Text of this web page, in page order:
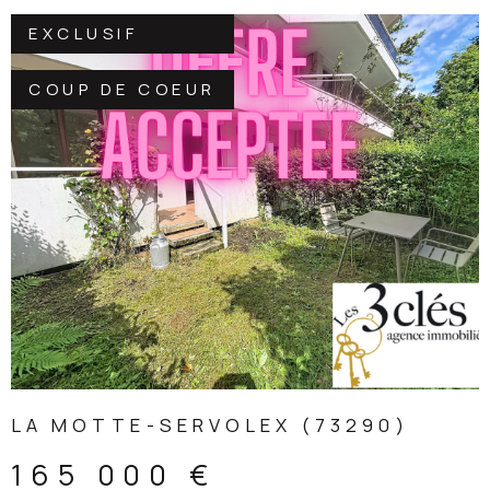
EXCLUSIF
COUP DE COEUR
LA MOTTE-SERVOLEX (73290)
165 000 €